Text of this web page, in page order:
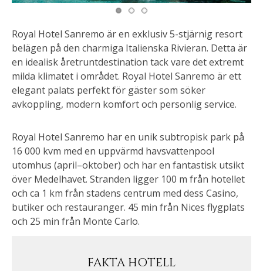
Royal Hotel Sanremo är en exklusiv 5-stjärnig resort
belägen på den charmiga Italienska Rivieran. Detta är
en idealisk åretruntdestination tack vare det extremt
milda klimatet i området. Royal Hotel Sanremo är ett
elegant palats perfekt för gäster som söker
avkoppling, modern komfort och personlig service.
Royal Hotel Sanremo har en unik subtropisk park på
16 000 kvm med en uppvärmd havsvattenpool
utomhus (april–oktober) och har en fantastisk utsikt
över Medelhavet. Stranden ligger 100 m från hotellet
och ca 1 km från stadens centrum med dess Casino,
butiker och restauranger. 45 min från Nices flygplats
och 25 min från Monte Carlo.
FAKTA HOTELL